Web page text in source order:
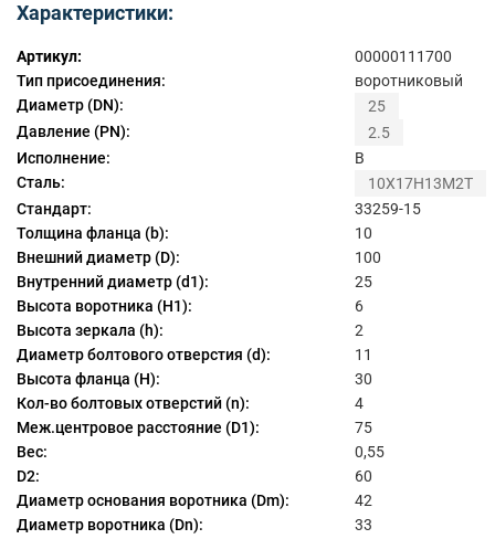
Характеристики:
Артикул:
00000111700
Тип присоединения:
воротниковый
Диаметр (DN):
25
Давление (PN):
2.5
Исполнение:
B
Сталь:
10Х17Н13М2Т
Стандарт:
33259-15
Толщина фланца (b):
10
Внешний диаметр (D):
100
Внутренний диаметр (d1):
25
Высота воротника (H1):
6
Высота зеркала (h):
2
Диаметр болтового отверстия (d):
11
Высота фланца (H):
30
Кол-во болтовых отверстий (n):
4
Меж.центровое расстояние (D1):
75
Вес:
0,55
D2:
60
Диаметр основания воротника (Dm):
42
Диаметр воротника (Dn):
33